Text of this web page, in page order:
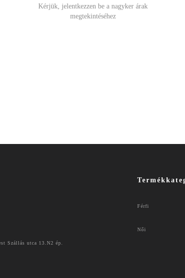
Kérjük, jelentkezzen be a nagyker árak
megtekintéséhez
Szállás utca 13.N2 ép.
Férfi
Női